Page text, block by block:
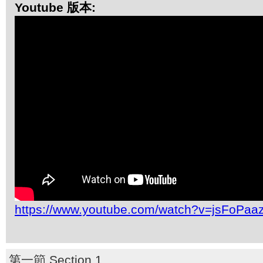
Youtube 版本:
https://www.youtube.com/
第一節 Section 1